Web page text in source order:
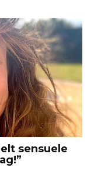
sensuele